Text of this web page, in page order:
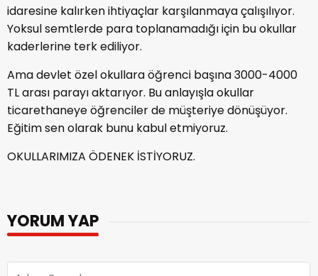
idaresine kalırken ihtiyaçlar karşılanmaya çalışılıyor.
Yoksul semtlerde para toplanamadığı için bu okullar
kaderlerine terk ediliyor.
Ama devlet özel okullara öğrenci başına 3000-4000
TL arası parayı aktarıyor. Bu anlayışla okullar
ticarethaneye öğrenciler de müşteriye dönüşüyor.
Eğitim sen olarak bunu kabul etmiyoruz.
OKULLARIMIZA ÖDENEK İSTİYORUZ.
YORUM YAP